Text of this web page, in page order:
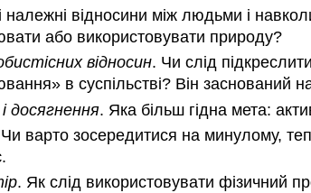
належні відносини між людьми і
або використовувати природу?
відносин. Чи слід
в суспільстві? Він заснований на
досягнення. Яка більш гідна мета:
варто зосередитися на минулому,
. Як слід використовувати фізичний